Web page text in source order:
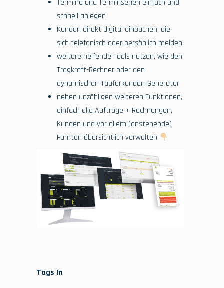
Termine und Terminserien einfach und
schnell anlegen
Kunden direkt digital einbuchen, die
sich telefonisch oder persönlich melden
weitere helfende Tools nutzen, wie den
Tragkraft-Rechner oder den
dynamischen Taufurkunden-Generator
neben unzähligen weiteren Funktionen,
einfach alle Aufträge + Rechnungen,
Kunden und vor allem (anstehende)
Fahrten übersichtlich verwalten
Tags In